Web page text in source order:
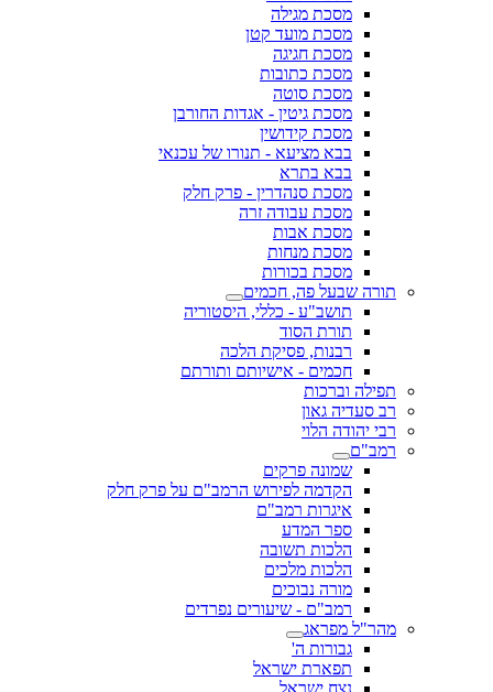
מסכת מגילה
מסכת מועד קטן
מסכת חגיגה
מסכת כתובות
מסכת סוטה
מסכת גיטין - אגדות החורבן
מסכת קידושין
בבא מציעא - תנורו של עכנאי
בבא בתרא
מסכת סנהדרין - פרק חלק
מסכת עבודה זרה
מסכת אבות
מסכת מנחות
מסכת בכורות
תורה שבעל פה, חכמים
תושב"ע - כללי, היסטוריה
תורת הסוד
רבנות, פסיקת הלכה
חכמים - אישיותם ותורתם
תפילה וברכות
רב סעדיה גאון
רבי יהודה הלוי
רמב"ם
שמונה פרקים
הקדמה לפירוש הרמב"ם על פרק חלק
איגרות רמב"ם
ספר המדע
הלכות תשובה
הלכות מלכים
מורה נבוכים
רמב"ם - שיעורים נפרדים
מהר"ל מפראג
גבורות ה'
תפארת ישראל
נצח ישראל